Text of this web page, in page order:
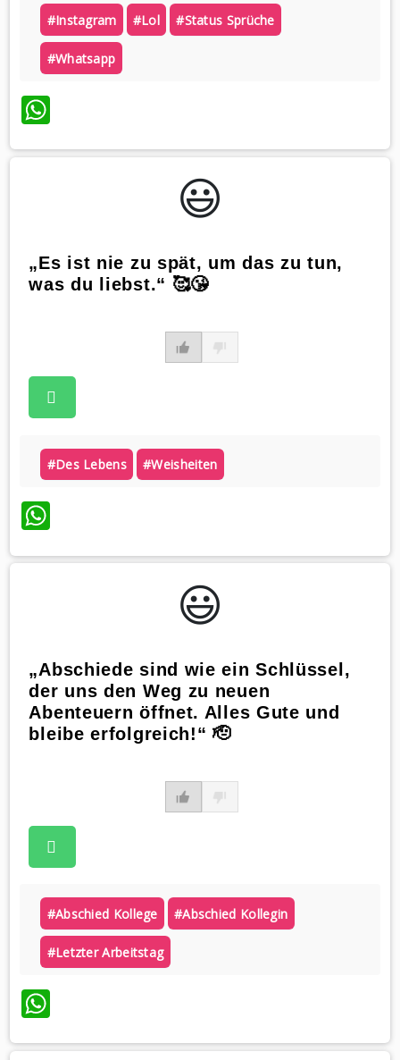
#instagram #lol #status Sprüche
#whatsapp
WhatsApp
😃️
„Es ist nie zu spät, um das zu tun,
was du liebst.“ 🥰😘
#des Lebens #weisheiten
WhatsApp
😃️
„Abschiede sind wie ein Schlüssel,
der uns den Weg zu neuen
Abenteuern öffnet. Alles Gute und
bleibe erfolgreich!“ 🫡
#abschied Kollege #abschied Kollegin
#letzter Arbeitstag
WhatsApp